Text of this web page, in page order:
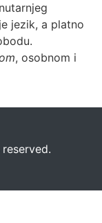
jezik, a platno
, osobnom i